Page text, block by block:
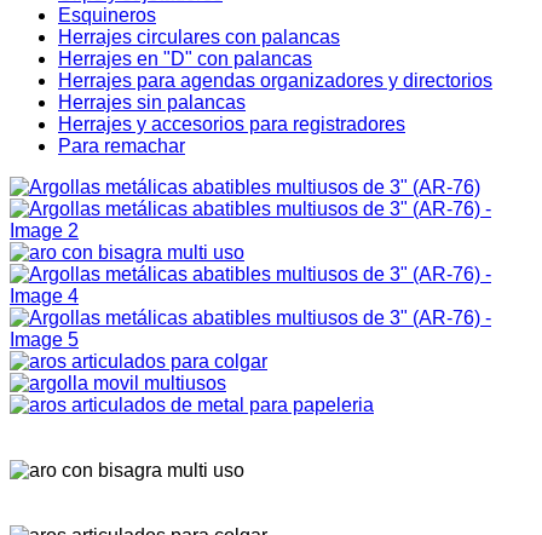
Esquineros
Herrajes circulares con palancas
Herrajes en "D" con palancas
Herrajes para agendas organizadores y directorios
Herrajes sin palancas
Herrajes y accesorios para registradores
Para remachar